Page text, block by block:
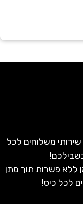
משלוחים לכל
פשרות תוך מתן
כיס!